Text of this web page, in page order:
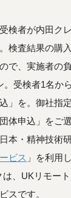
検者が内田ク
検査結果の購
で、実施者の
受検者1名か
」を。御社指
体申込」をご
本・精神技術
ビス 」を利用
、UKリモー
スです。